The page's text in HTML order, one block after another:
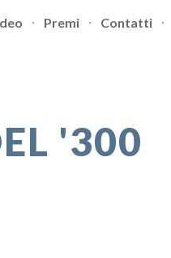
Premi Contatti
'300